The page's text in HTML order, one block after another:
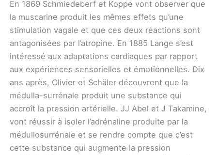
En 1869 Schmiedeberf et Koppe vont observer que
la muscarine produit les mêmes effets qu’une
stimulation vagale et que ces deux réactions sont
antagonisées par l’atropine. En 1885 Lange s’est
intéressé aux adaptations cardiaques par rapport
aux expériences sensorielles et émotionnelles. Dix
ans après, Olivier et Schäler découvrent que la
médulla-surrénale produit une substance qui
accroît la pression artérielle. JJ Abel et J Takamine,
vont réussir à isoler l’adrénaline produite par la
médullosurrénale et se rendre compte que c’est
cette substance qui augmente la pression